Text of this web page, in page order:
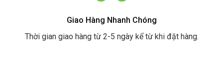
Giao Hàng Nhanh Chóng
Thời gian giao hàng từ 2-5 ngày kể từ khi đặt hàng.